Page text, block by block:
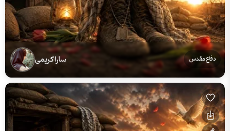
دفاع مقدس سارا کریمی